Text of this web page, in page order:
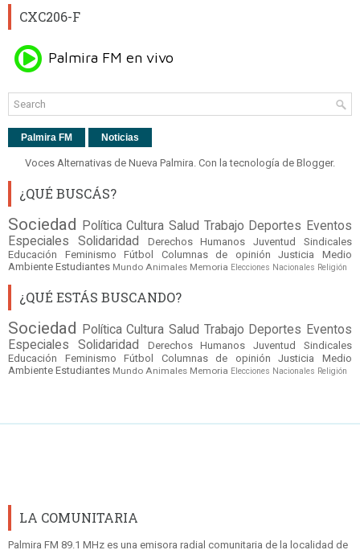
CXC206-F
Palmira FM Noticias
Voces Alternativas de Nueva Palmira. Con la tecnología de Blogger.
¿QUÉ BUSCÁS?
Sociedad Política Cultura Salud Trabajo Deportes Eventos
Especiales
Solidaridad Derechos Humanos Juventud
Sindicales
Educación
Feminismo Fútbol Columnas de opinión Justicia
Medio
Ambiente Estudiantes Mundo Animales Memoria Elecciones Nacionales Religión
¿QUÉ ESTÁS BUSCANDO?
Sociedad Política Cultura Salud Trabajo Deportes Eventos
Especiales
Solidaridad Derechos Humanos Juventud
Sindicales
Educación
Feminismo Fútbol Columnas de opinión Justicia
Medio
Ambiente Estudiantes Mundo Animales Memoria Elecciones Nacionales Religión
LA COMUNITARIA
Palmira FM 89.1 MHz es una emisora radial comunitaria de la localidad de